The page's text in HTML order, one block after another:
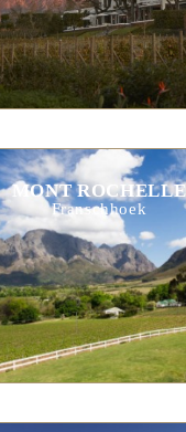
MONT ROCHELLE
Franschhoek